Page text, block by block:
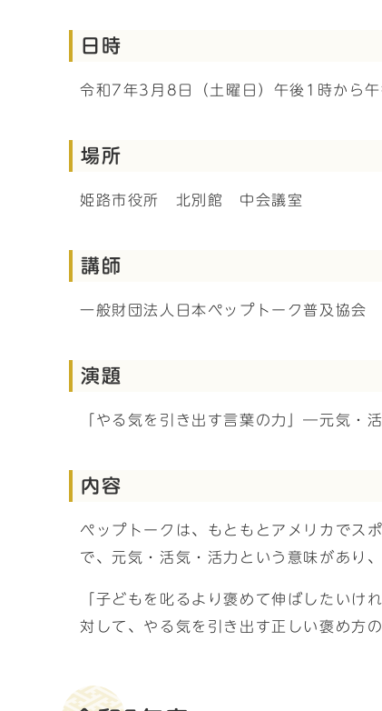
日時
令和7年3月8日（土曜日）午後1時から
場所
姫路市役所 北別館 中会議室
講師
一般財団法人日本ペップトーク普及
演題
「やる気を引き出す言葉の力」―元気・
内容
ペップトークは、もともとアメリカでス
で、元気・活気・活力という意味があり
「子どもを叱るより褒めて伸ばしたいけ
対して、やる気を引き出す正しい褒め方